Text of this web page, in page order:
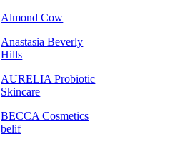
Almond Cow
Anastasia Beverly
Hills
AURELIA Probiotic
Skincare
BECCA Cosmetics
belif